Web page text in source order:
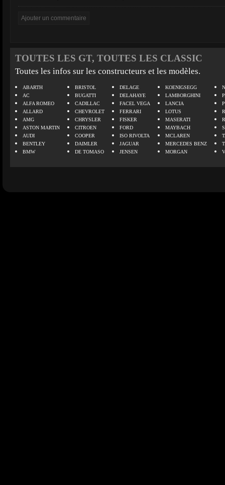
TOUTES LES GT, TOUTES LES CLASSIC
Toutes les infos sur les constructeurs et les modèles.
ABARTH
AC
ALFA ROMEO
ALLARD
AMG
ASTON MARTIN
AUDI
BENTLEY
BMW
BRISTOL
BUGATTI
CADILLAC
CHEVROLET
CHRYSLER
CITROEN
COOPER
DAIMLER
DE TOMASO
DELAGE
DELAHAYE
FACEL VEGA
FERRARI
FISKER
FORD
ISO RIVOLTA
JAGUAR
JENSEN
KOENIGSEGG
LAMBORGHINI
LANCIA
LOTUS
MASERATI
MAYBACH
MCLAREN
MERCEDES BENZ
MORGAN